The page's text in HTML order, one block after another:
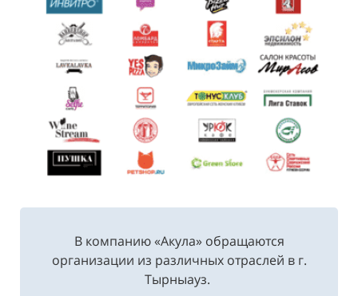
В компанию «Акула» обращаются
организации из различных отраслей в г.
Тырныауз.